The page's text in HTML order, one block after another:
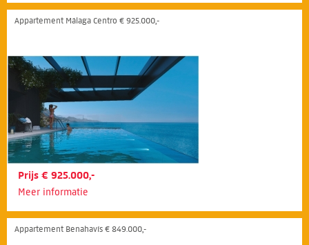
Appartement Málaga Centro € 925.000,-
Prijs € 925.000,-
Meer informatie
Appartement Benahavís € 849.000,-